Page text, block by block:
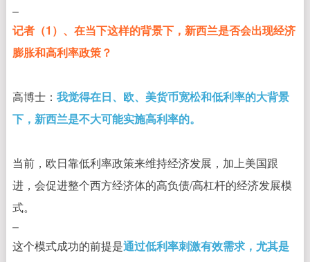
–
记者（1）、在当下这样的背景下，新西兰是否会出现经济
膨胀和高利率政策？
高博士： 我觉得在日、欧、美货币宽松和低利率的大背景
下，新西兰是不大可能实施高利率的。
当前，欧日靠低利率政策来维持经济发展，加上美国跟
进，会促进整个西方经济体的高负债/高杠杆的经济发展模
式。
–
这个模式成功的前提是通过低利率刺激有效需求，尤其是